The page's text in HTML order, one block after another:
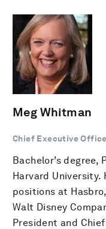
Meg Whitman
Chief Executive
Bachelor’s degree,
Harvard University.
positions at
Walt Disney
President and